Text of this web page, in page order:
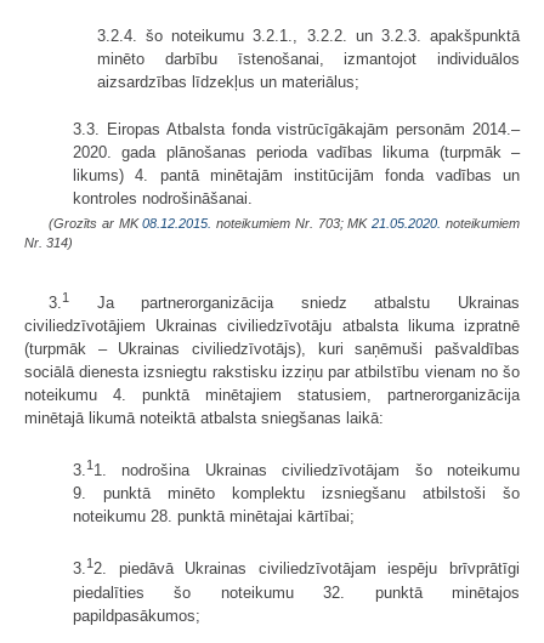
3.2.4. šo noteikumu 3.2.1., 3.2.2. un 3.2.3. apakšpunktā
minēto darbību īstenošanai, izmantojot individuālos
aizsardzības līdzekļus un materiālus;
3.3. Eiropas Atbalsta fonda vistrūcīgākajām personām 2014.–
2020. gada plānošanas perioda vadības likuma (turpmāk –
likums) 4. pantā minētajām institūcijām fonda vadības un
kontroles nodrošināšanai.
(Grozīts ar MK08.12.2015. noteikumiem Nr. 703; MK21.05.2020. noteikumiem
Nr. 314)
3. 1
Ja partnerorganizācija sniedz atbalstu Ukrainas
civiliedzīvotājiem Ukrainas civiliedzīvotāju atbalsta likuma izpratnē
(turpmāk – Ukrainas civiliedzīvotājs), kuri saņēmuši pašvaldības
sociālā dienesta izsniegtu rakstisku izziņu par atbilstību vienam no šo
noteikumu 4. punktā minētajiem statusiem, partnerorganizācija
minētajā likumā noteiktā atbalsta sniegšanas laikā:
3.1 1. nodrošina Ukrainas civiliedzīvotājam šo noteikumu
9. punktā minēto komplektu izsniegšanu atbilstoši šo
noteikumu 28. punktā minētajai kārtībai;
3.1 2. piedāvā Ukrainas civiliedzīvotājam iespēju brīvprātīgi
piedalīties šo noteikumu 32. punktā minētajos
papildpasākumos;